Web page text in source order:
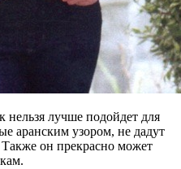
нельзя лучше подойдет для
аранским узором, не дадут
он прекрасно может